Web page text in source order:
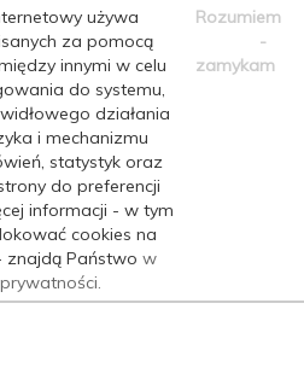
używa
za pomocą
innymi w celu
do systemu,
działania
i mechanizmu
statystyk oraz
do preferencji
informacji - w tym
cookies na
znajdą Państwo w
Rozumiem
-
zamykam